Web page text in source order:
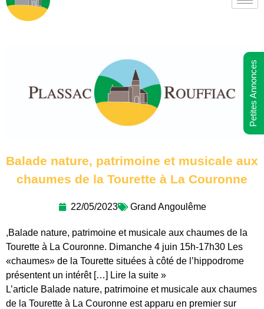
Balade nature, patrimoine et musicale aux
chaumes de la Tourette à La Couronne
22/05/2023 Grand Angoulême
,Balade nature, patrimoine et musicale aux chaumes de la
Tourette à La Couronne. Dimanche 4 juin 15h-17h30 Les
«chaumes» de la Tourette situées à côté de l’hippodrome
présentent un intérêt […] Lire la suite »
L’article Balade nature, patrimoine et musicale aux chaumes
de la Tourette à La Couronne est apparu en premier sur
Petites Annonces